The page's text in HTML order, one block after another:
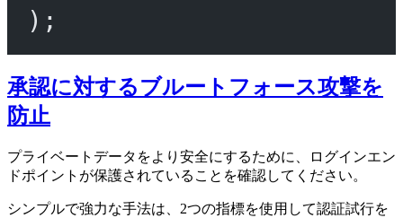
);
承認に対するブルートフォース攻撃を
防止
プライベートデータをより安全にするために、ログインエン
ドポイントが保護されていることを確認してください。
シンプルで強力な手法は、2つの指標を使用して認証試行を